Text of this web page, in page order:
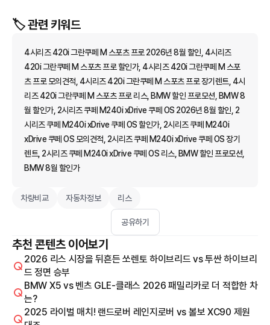
🏷️ 관련 키워드
4시리즈 420i 그란쿠페 M 스포츠 프로 2026년 8월 할인, 4시리즈
420i 그란쿠페 M 스포츠 프로 할인가, 4시리즈 420i 그란쿠페 M 스포
츠 프로 모의견적, 4시리즈 420i 그란쿠페 M 스포츠 프로 장기렌트, 4시
리즈 420i 그란쿠페 M 스포츠 프로 리스, BMW 할인 프로모션, BMW 8
월 할인가, 2시리즈 쿠페 M240i xDrive 쿠페 OS 2026년 8월 할인, 2
시리즈 쿠페 M240i xDrive 쿠페 OS 할인가, 2시리즈 쿠페 M240i
xDrive 쿠페 OS 모의견적, 2시리즈 쿠페 M240i xDrive 쿠페 OS 장기
렌트, 2시리즈 쿠페 M240i xDrive 쿠페 OS 리스, BMW 할인 프로모션,
BMW 8월 할인가
차량비교 자동차정보 리스
공유하기
추천 콘텐츠 이어보기
2026 리스 시장을 뒤흔든 쏘렌토 하이브리드 vs 투싼 하이브리
드 정면 승부
BMW X5 vs 벤츠 GLE-클래스 2026 패밀리카로 더 적합한 차
는?
2025 라이벌 매치! 랜드로버 레인지로버 vs 볼보 XC90 제원